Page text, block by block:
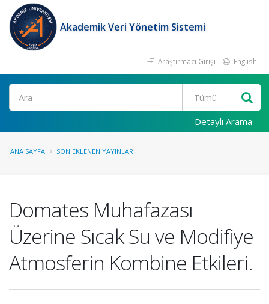
Akademik Veri Yönetim Sistemi
Araştırmacı Girişi English
Ara
Detaylı Arama
ANA SAYFA SON EKLENEN YAYINLAR
Domates Muhafazası
Üzerine Sıcak Su ve Modifiye
Atmosferin Kombine Etkileri.